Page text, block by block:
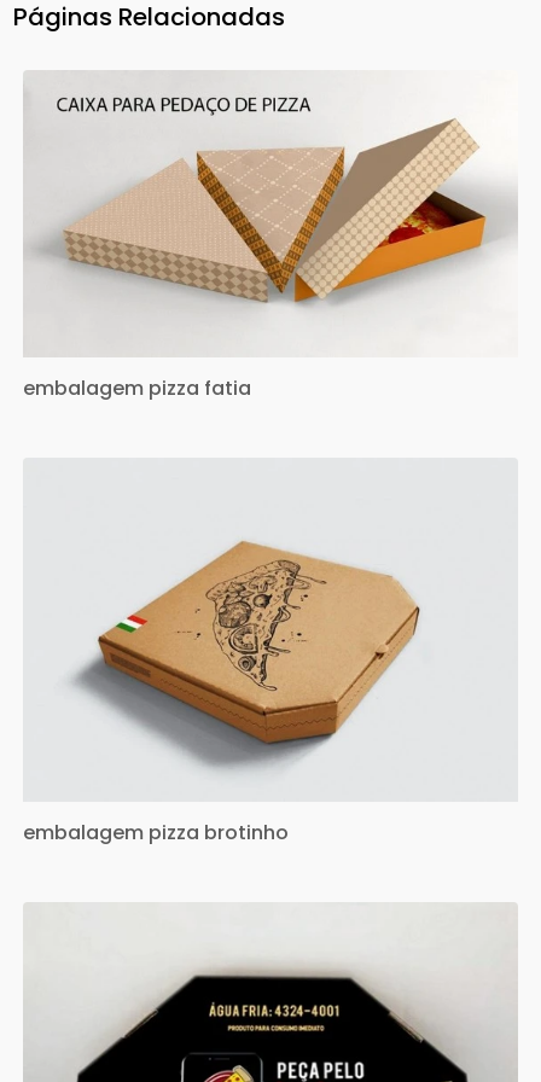
Páginas Relacionadas
embalagem pizza fatia
embalagem pizza brotinho